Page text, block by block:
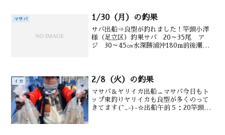
マサバ 1/30（月）の釣果
サバ出船⇒良型が釣れました！竿頭小澤
様（足立区）釣果サバ 20～35尾 ア
ジ 30～45㎝水深勝浦沖180m前後潮
イカ 2/8（火）の釣果
マサバ＆ヤリイカ出船→マサバ今日もト
ップ束釣りヤリイカも良型が多くのって
きてます(^_-)-☆出船午前５：20竿頭関